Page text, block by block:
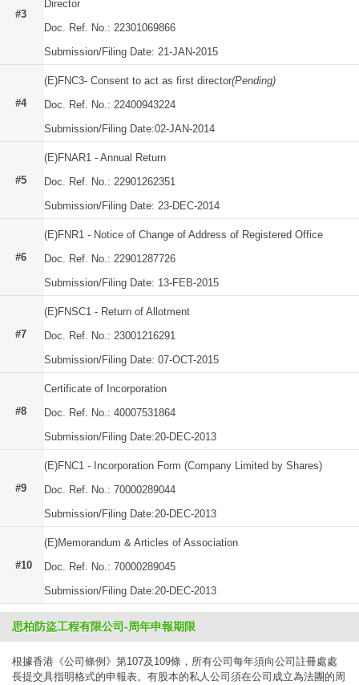
#3
Director
Doc. Ref. No.: 22301069866
Submission/Filing Date: 21-JAN-2015
#4
(E)FNC3- Consent to act as first director(Pending)
Doc. Ref. No.: 22400943224
Submission/Filing Date:02-JAN-2014
#5
(E)FNAR1 - Annual Return
Doc. Ref. No.: 22901262351
Submission/Filing Date: 23-DEC-2014
#6
(E)FNR1 - Notice of Change of Address of Registered Office
Doc. Ref. No.: 22901287726
Submission/Filing Date: 13-FEB-2015
#7
(E)FNSC1 - Return of Allotment
Doc. Ref. No.: 23001216291
Submission/Filing Date: 07-OCT-2015
#8
Certificate of Incorporation
Doc. Ref. No.: 40007531864
Submission/Filing Date:20-DEC-2013
#9
(E)FNC1 - Incorporation Form (Company Limited by Shares)
Doc. Ref. No.: 70000289044
Submission/Filing Date:20-DEC-2013
#10
(E)Memorandum & Articles of Association
Doc. Ref. No.: 70000289045
Submission/Filing Date:20-DEC-2013
思柏防盜工程有限公司-周年申報期限
根據香港《公司條例》第107及109條，所有公司每年須向公司註冊處處
長提交具指明格式的申報表。有股本的私人公司須在公司成立為法團的周